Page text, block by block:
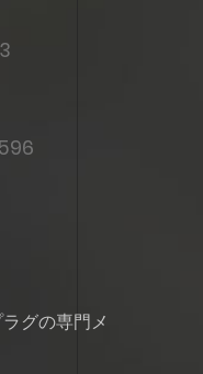
グの専門メ